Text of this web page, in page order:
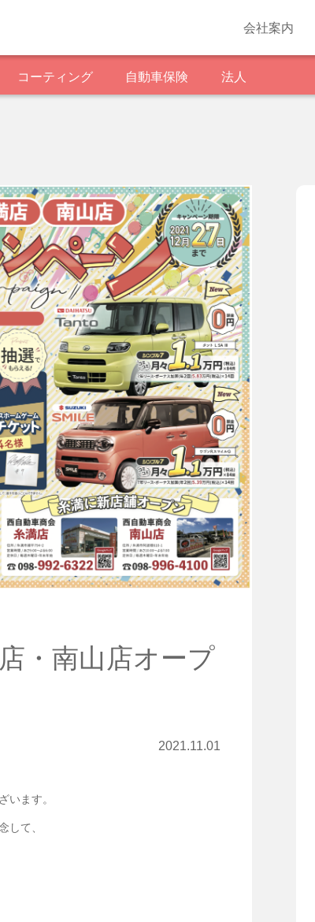
会社案内
コーティング 自動車保険 法人
・南山店オープ
2021.11.01
います。
して、